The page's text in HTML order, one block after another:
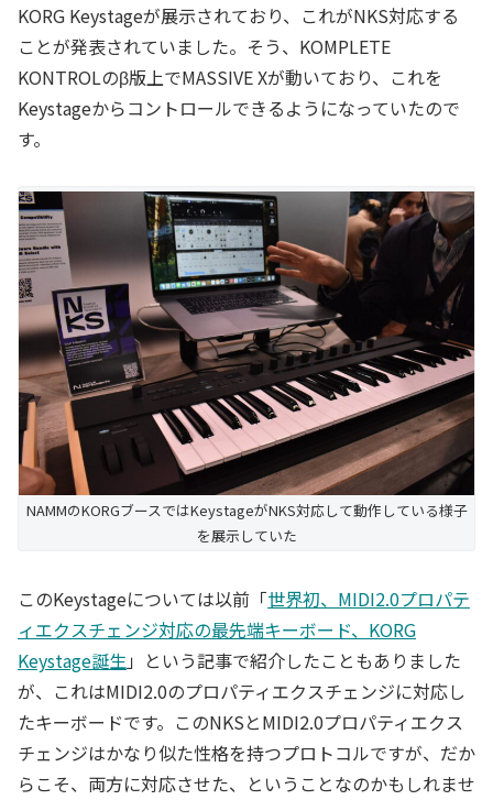
KORG Keystageが展示されており、これがNKS対応する
ことが発表されていました。そう、KOMPLETE
KONTROLのβ版上でMASSIVE Xが動いており、これを
Keystageからコントロールできるようになっていたので
す。
NAMMのKORGブースではKeystageがNKS対応して動作している様子
を展示していた
このKeystageについては以前「世界初、MIDI2.0プロパテ
ィエクスチェンジ対応の最先端キーボード、KORG
Keystage誕生」という記事で紹介したこともありました
が、これはMIDI2.0のプロパティエクスチェンジに対応し
たキーボードです。このNKSとMIDI2.0プロパティエクス
チェンジはかなり似た性格を持つプロトコルですが、だか
らこそ、両方に対応させた、ということなのかもしれませ